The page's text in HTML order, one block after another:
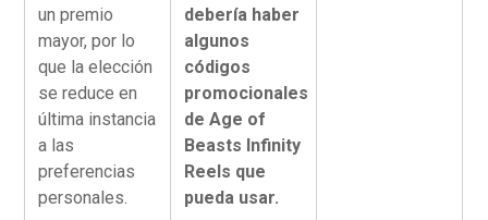
un premio
mayor, por lo
que la elección
se reduce en
última instancia
a las
preferencias
personales.
debería haber
algunos
códigos
promocionales
de Age of
Beasts Infinity
Reels que
pueda usar.